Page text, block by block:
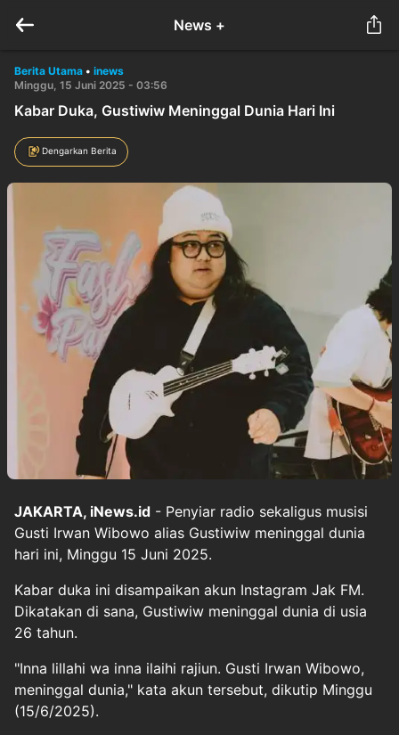
News +
Berita Utama • inews
Minggu, 15 Juni 2025 - 03:56
Kabar Duka, Gustiwiw Meninggal Dunia Hari Ini
Dengarkan Berita
JAKARTA, iNews.id - Penyiar radio sekaligus musisi
Gusti Irwan Wibowo alias Gustiwiw meninggal dunia
hari ini, Minggu 15 Juni 2025.
Kabar duka ini disampaikan akun Instagram Jak FM.
Dikatakan di sana, Gustiwiw meninggal dunia di usia
26 tahun.
"Inna lillahi wa inna ilaihi rajiun. Gusti Irwan Wibowo,
meninggal dunia," kata akun tersebut, dikutip Minggu
(15/6/2025).